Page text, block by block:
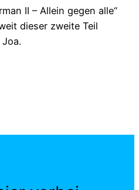
II – Allein gegen alle“
dieser zweite Teil